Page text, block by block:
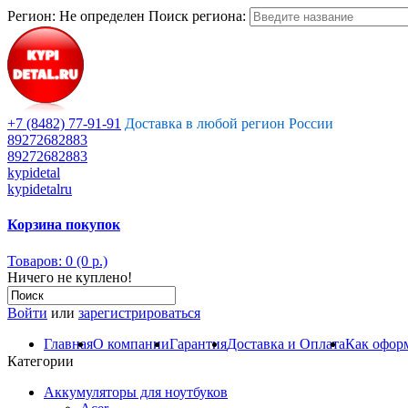
Регион: Не определен Поиск региона:
+7 (8482) 77-91-91 Доставка в любой регион России
89272682883
89272682883
kypidetal
kypidetalru
Корзина покупок
Товаров: 0 (0 р.)
Ничего не куплено!
Войти или зарегистрироваться
ГлавнаяО компанииГарантияДоставка и ОплатаКак
Категории
Аккумуляторы для ноутбуков